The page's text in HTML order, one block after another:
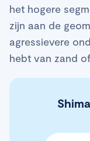
het hogere
zijn aan de
agressievere
hebt van zand